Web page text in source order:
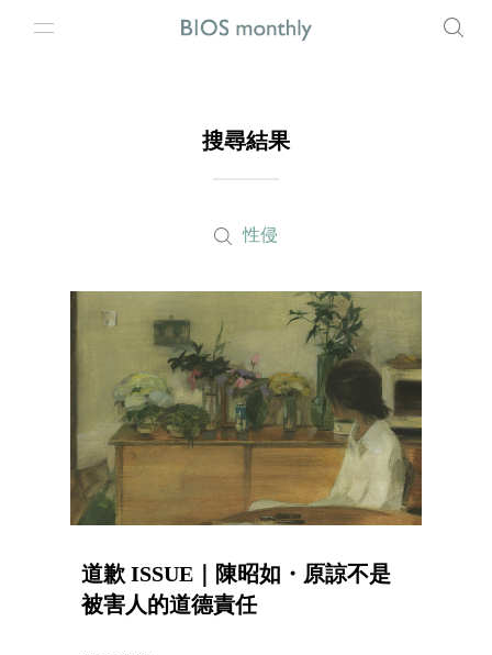
搜尋結果
性侵
道歉 ISSUE｜陳昭如・原諒不是
被害人的道德責任